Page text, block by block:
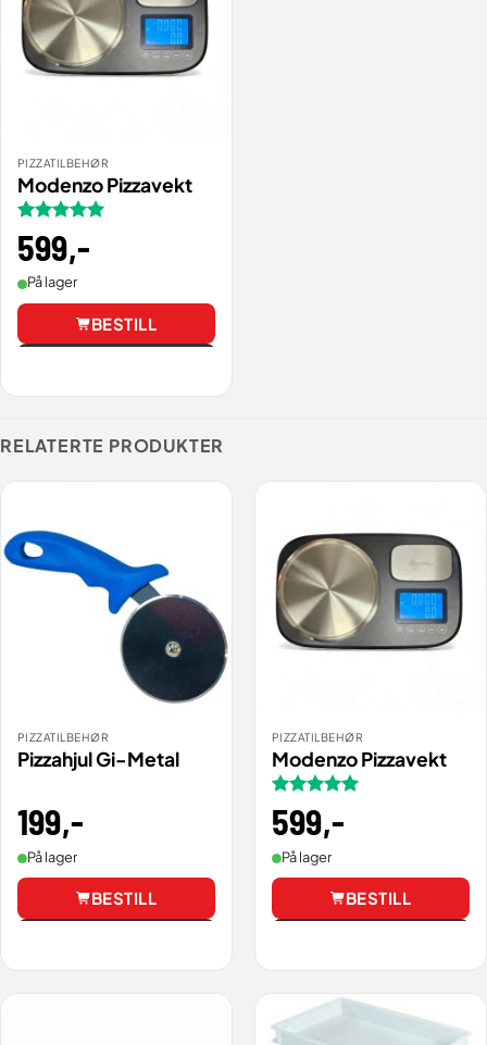
PIZZATILBEHØR
Modenzo Pizzavekt
Vurdert
av 5
599,-
På lager
BESTILL
RELATERTE PRODUKTER
PIZZATILBEHØR
Pizzahjul Gi-Metal
199,-
På lager
BESTILL
PIZZATILBEHØR
Modenzo Pizzavekt
Vurdert
av 5
599,-
På lager
BESTILL